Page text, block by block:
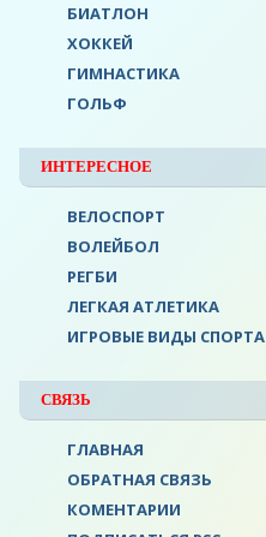
БИАТЛОН
ХОККЕЙ
ГИМНАСТИКА
ГОЛЬФ
ИНТЕРЕСНОЕ
ВЕЛОСПОРТ
ВОЛЕЙБОЛ
РЕГБИ
ЛЕГКАЯ АТЛЕТИКА
ИГРОВЫЕ ВИДЫ СПОРТА
СВЯЗЬ
ГЛАВНАЯ
ОБРАТНАЯ СВЯЗЬ
КОМЕНТАРИИ